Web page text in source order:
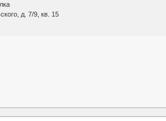
д. 7/9, кв. 15